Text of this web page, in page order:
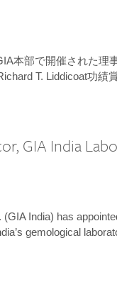
本部で開催された理
T. Liddicoat功績
GIA India
India) has
gemological